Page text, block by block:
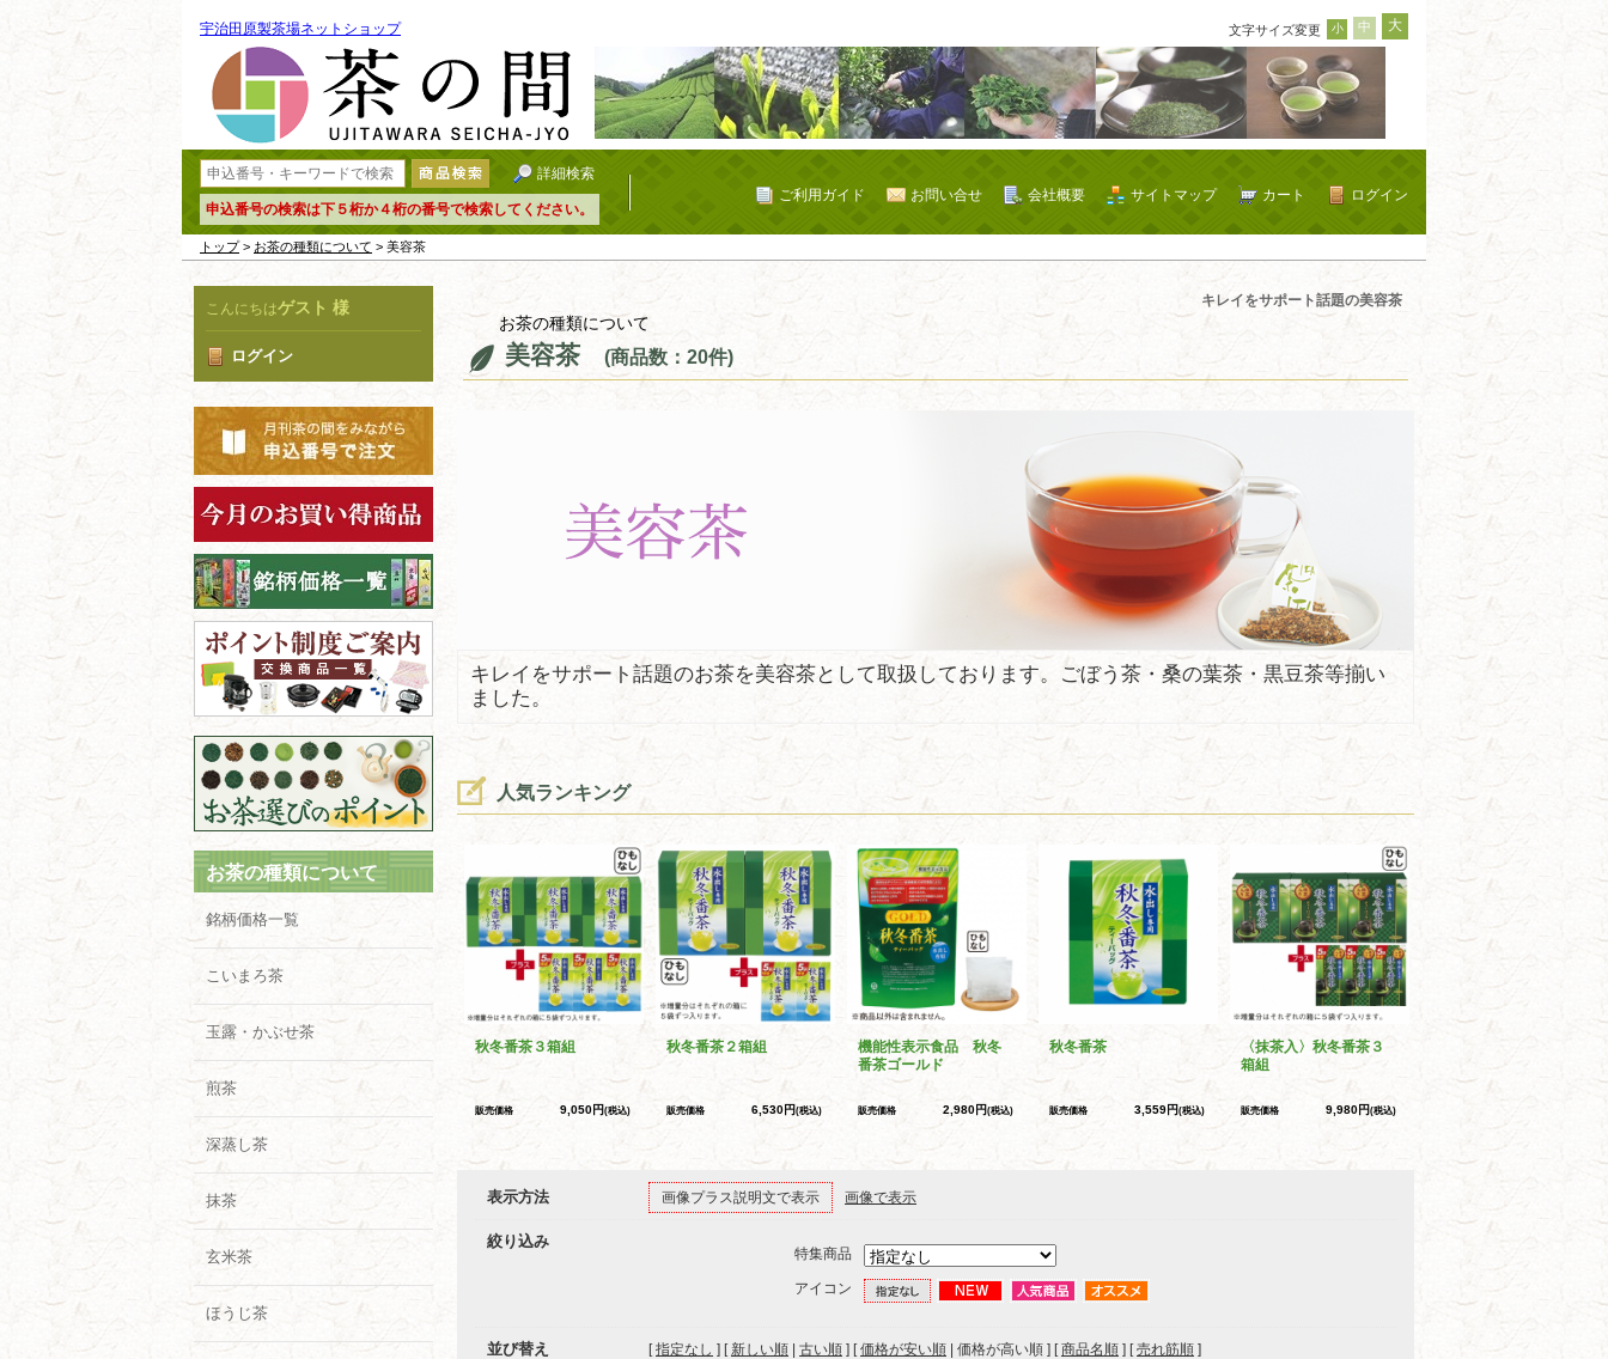
宇治田原製茶場ネットショップ 文字サイズ変更 小 中 大
詳細検索
申込番号の検索は下５桁か４桁の番号で検索してください。
ログイン
カート
サイトマップ
会社概要
お問い合せ
ご利用ガイド
トップ> お茶の種類について > 美容茶
こんにちはゲスト 様
ログイン
お茶の種類について
銘柄価格一覧
こいまろ茶
玉露・かぶせ茶
煎茶
深蒸し茶
抹茶
玄米茶
ほうじ茶
キレイをサポート話題の美容茶
お茶の種類について
美容茶 (商品数：20件)
キレイをサポート話題のお茶を美容茶として取扱しております。ごぼう茶・桑の葉茶・黒豆茶等揃い
ました。
人気ランキング
秋冬番茶３箱組
販売価格 9,050円(税込)
秋冬番茶２箱組
販売価格 6,530円(税込)
機能性表示食品 秋冬
番茶ゴールド
販売価格 2,980円(税込)
秋冬番茶
販売価格 3,559円(税込)
〈抹茶入〉秋冬番茶３
箱組
販売価格 9,980円(税込)
表示方法 画像プラス説明文で表示 画像で表示
絞り込み
特集商品
アイコン
並び替え [指定なし ] [ 新しい順 古い順 ] [価格が安い順 | 価格が高い順 ] [商品名順 ] [売れ筋順 ]